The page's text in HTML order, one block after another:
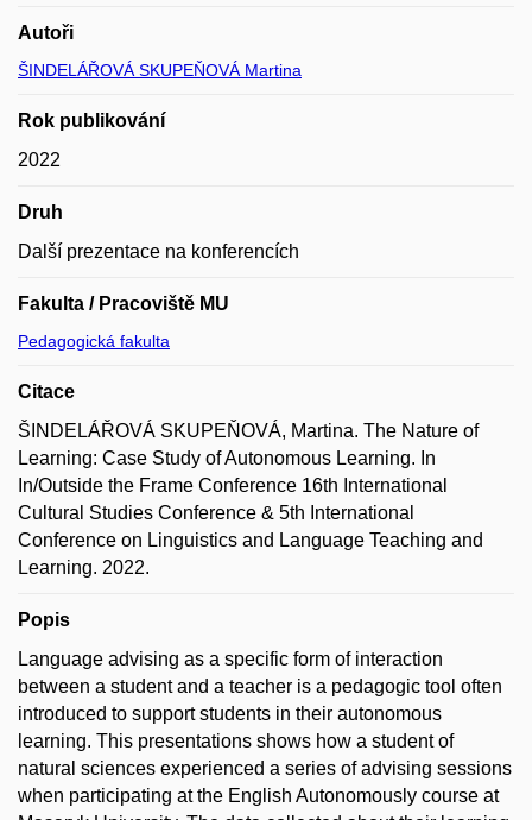
Autoři
ŠINDELÁŘOVÁ SKUPEŇOVÁ Martina
Rok publikování
2022
Druh
Další prezentace na konferencích
Fakulta / Pracoviště MU
Pedagogická fakulta
Citace
ŠINDELÁŘOVÁ SKUPEŇOVÁ, Martina. The Nature of
Learning: Case Study of Autonomous Learning. In
In/Outside the Frame Conference 16th International
Cultural Studies Conference & 5th International
Conference on Linguistics and Language Teaching and
Learning. 2022.
Popis
Language advising as a specific form of interaction
between a student and a teacher is a pedagogic tool often
introduced to support students in their autonomous
learning. This presentations shows how a student of
natural sciences experienced a series of advising sessions
when participating at the English Autonomously course at